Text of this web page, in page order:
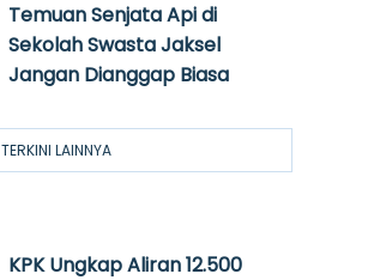
Temuan Senjata Api di
Sekolah Swasta Jaksel
Jangan Dianggap Biasa
TERKINI LAINNYA
KPK Ungkap Aliran 12.500